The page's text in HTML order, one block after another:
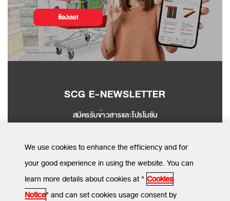
ช้อปเลย!
SCG E-NEWSLETTER
สมัครรับข่าวสารและโปรโมชัน
SEND
We use cookies to enhance the efficiency and for
your good experience in using the website. You can
learn more details about cookies at " Cookies
Notice" and can set cookies usage consent by